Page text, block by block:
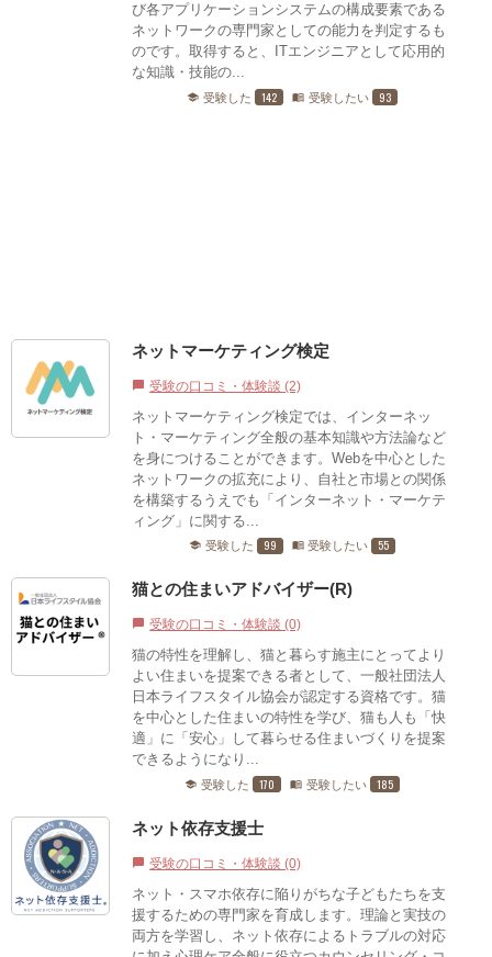
び各アプリケーションシステムの構成要素である
ネットワークの専門家としての能力を判定するも
のです。取得すると、ITエンジニアとして応用的
な知識・技能の...
school 受験した 142 menu_book 受験したい 93
ネットマーケティング検定
chat_bubble 受験の口コミ・体験談 (2)
ネットマーケティング検定では、インターネッ
ト・マーケティング全般の基本知識や方法論など
を身につけることができます。Webを中心とした
ネットワークの拡充により、自社と市場との関係
を構築するうえでも「インターネット・マーケテ
ィング」に関する...
school 受験した 99 menu_book 受験したい 55
猫との住まいアドバイザー(R)
chat_bubble 受験の口コミ・体験談 (0)
猫の特性を理解し、猫と暮らす施主にとってより
よい住まいを提案できる者として、一般社団法人
日本ライフスタイル協会が認定する資格です。猫
を中心とした住まいの特性を学び、猫も人も「快
適」に「安心」して暮らせる住まいづくりを提案
できるようになり...
school 受験した 170 menu_book 受験したい 185
ネット依存支援士
chat_bubble 受験の口コミ・体験談 (0)
ネット・スマホ依存に陥りがちな子どもたちを支
援するための専門家を育成します。理論と実技の
両方を学習し、ネット依存によるトラブルの対応